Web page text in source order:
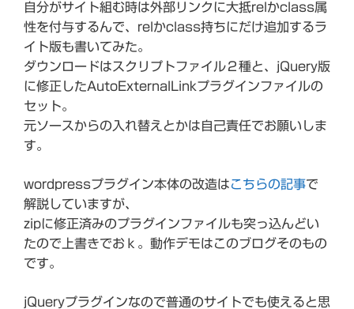
自分がサイト組む時は外部リンクに大抵relかclass属
性を付与するんで、relかclass持ちにだけ追加するラ
イト版も書いてみた。
ダウンロードはスクリプトファイル２種と、jQuery版
に修正したAutoExternalLinkプラグインファイルの
セット。
元ソースからの入れ替えとかは自己責任でお願いしま
す。
wordpressプラグイン本体の改造はこちらの記事で
解説していますが、
zipに修正済みのプラグインファイルも突っ込んどい
たので上書きでおｋ。動作デモはこのブログそのもの
です。
jQueryプラグインなので普通のサイトでも使えると思